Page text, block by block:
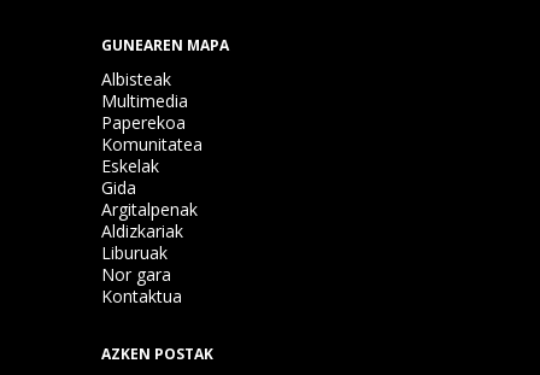
GUNEAREN MAPA
Albisteak
Multimedia
Paperekoa
Komunitatea
Eskelak
Gida
Argitalpenak
Aldizkariak
Liburuak
Nor gara
Kontaktua
AZKEN POSTAK